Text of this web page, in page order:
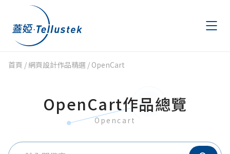
作品精選 Portfolio
文章專區 Articles
首頁 / 網頁設計作品精選 / OpenCart
OpenCart作品總覽
Opencart